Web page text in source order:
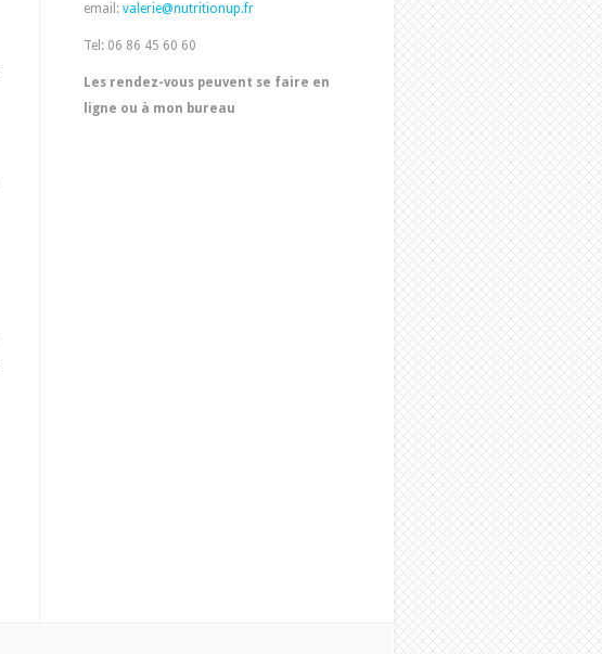
email: valerie@nutritionup.fr
Tel: 06 86 45 60 60
Les rendez-vous peuvent se faire en
ligne ou à mon bureau